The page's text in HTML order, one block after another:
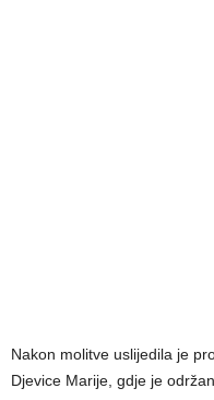
Nakon molitve uslijedila je
Djevice Marije, gdje je